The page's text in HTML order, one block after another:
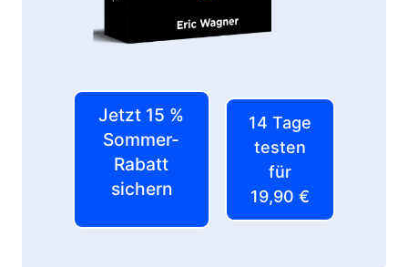
Jetzt 15 %
Sommer-
Rabatt
sichern
14 Tage
testen
für
19,90 €